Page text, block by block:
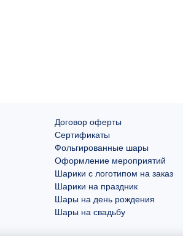
Договор оферты
Сертификаты
Фольгированные шары
Оформление мероприятий
Шарики с логотипом на заказ
Шарики на праздник
Шары на день рождения
Шары на свадьбу